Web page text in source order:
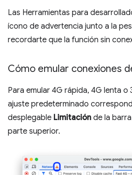
Las Herramientas para
ícono de advertencia junto a la
recordarte que la función sin
Cómo emular conexiones
Para emular 4G rápida, 4G lenta o
ajuste predeterminado
desplegable Limitación de la
parte superior.